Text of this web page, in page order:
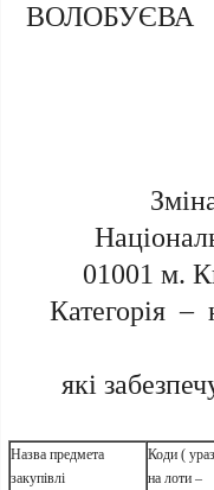
ВОЛОБУЄВА
01001 м.
Категорія –
які
Назва предмета
закупівлі
Коди (
на лоти –